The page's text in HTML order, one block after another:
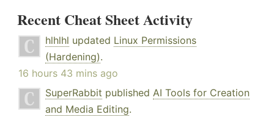
Recent Cheat Sheet Activity
hlhlhl updated Linux Permissions
(Hardening).
16 hours 43 mins ago
SuperRabbit published AI Tools for Creation
and Media Editing.